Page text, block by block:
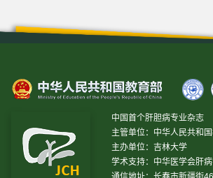
中国首个肝胆病专业杂志
主管单位：中华人民共和
主办单位：吉林大学
学术支持：中华医学会肝